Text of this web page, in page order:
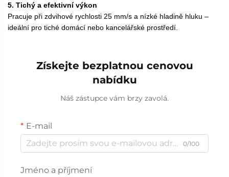
5. Tichý a efektivní výkon
Pracuje při zdvihové rychlosti 25 mm/s a nízké hladině hluku –
ideální pro tiché domácí nebo kancelářské prostředí.
Získejte bezplatnou cenovou
nabídku
Náš zástupce vám brzy zavolá.
E-mail
0/100
Jméno a příjmení